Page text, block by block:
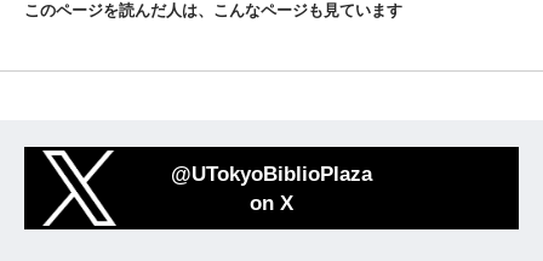
このページを読んだ人は、こんなページも見ています
@UTokyoBiblioPlaza
on X